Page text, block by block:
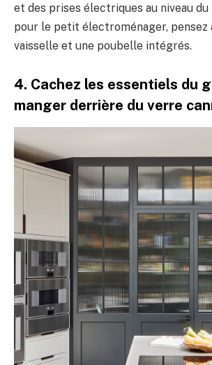
et des prises électriques au niveau
pour le petit électroménager, pensez
vaisselle et une poubelle intégrés.
4. Cachez les essentiels du
manger derrière du verre